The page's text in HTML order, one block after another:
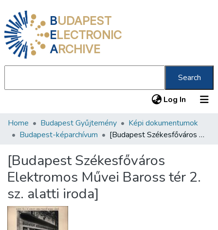
BUDAPEST
ELECTRONIC
ARCHIVE
Search
Log In (current)
Communities & Collections
Statistics
About us
Home Budapest Gyűjtemény
Képi dokumentumok
Budapest-képarchívum
[Budapest Székesfőváros Elektromos Művei Baross tér 2. sz. alatti iroda]
[Budapest Székesfőváros
Elektromos Művei Baross tér 2.
sz. alatti iroda]